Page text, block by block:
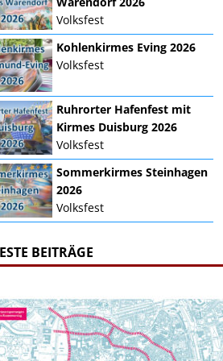
Volksfest
Kohlenkirmes Eving 2026
Volksfest
Ruhrorter Hafenfest mit
Kirmes Duisburg 2026
Volksfest
Sommerkirmes Steinhagen
2026
Volksfest
BEITRÄGE